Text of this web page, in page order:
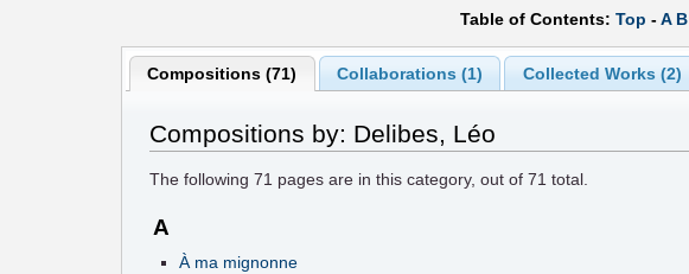
Table of Contents: Top -A B
Compositions (71) Collaborations (1) Collected Works (2)
Compositions by: Delibes, Léo
The following71 pages are in this category, out of71 total.
A
À ma mignonne